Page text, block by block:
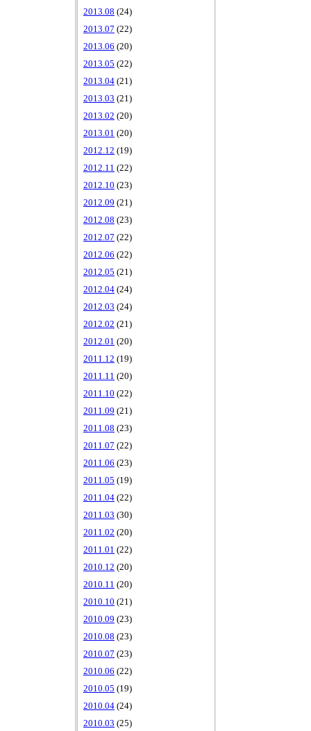
2013.08 (24)
2013.07 (22)
2013.06 (20)
2013.05 (22)
2013.04 (21)
2013.03 (21)
2013.02 (20)
2013.01 (20)
2012.12 (19)
2012.11 (22)
2012.10 (23)
2012.09 (21)
2012.08 (23)
2012.07 (22)
2012.06 (22)
2012.05 (21)
2012.04 (24)
2012.03 (24)
2012.02 (21)
2012.01 (20)
2011.12 (19)
2011.11 (20)
2011.10 (22)
2011.09 (21)
2011.08 (23)
2011.07 (22)
2011.06 (23)
2011.05 (19)
2011.04 (22)
2011.03 (30)
2011.02 (20)
2011.01 (22)
2010.12 (20)
2010.11 (20)
2010.10 (21)
2010.09 (23)
2010.08 (23)
2010.07 (23)
2010.06 (22)
2010.05 (19)
2010.04 (24)
2010.03 (25)